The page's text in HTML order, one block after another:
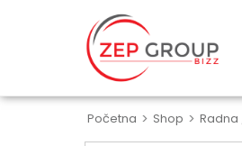
Početna > Shop >